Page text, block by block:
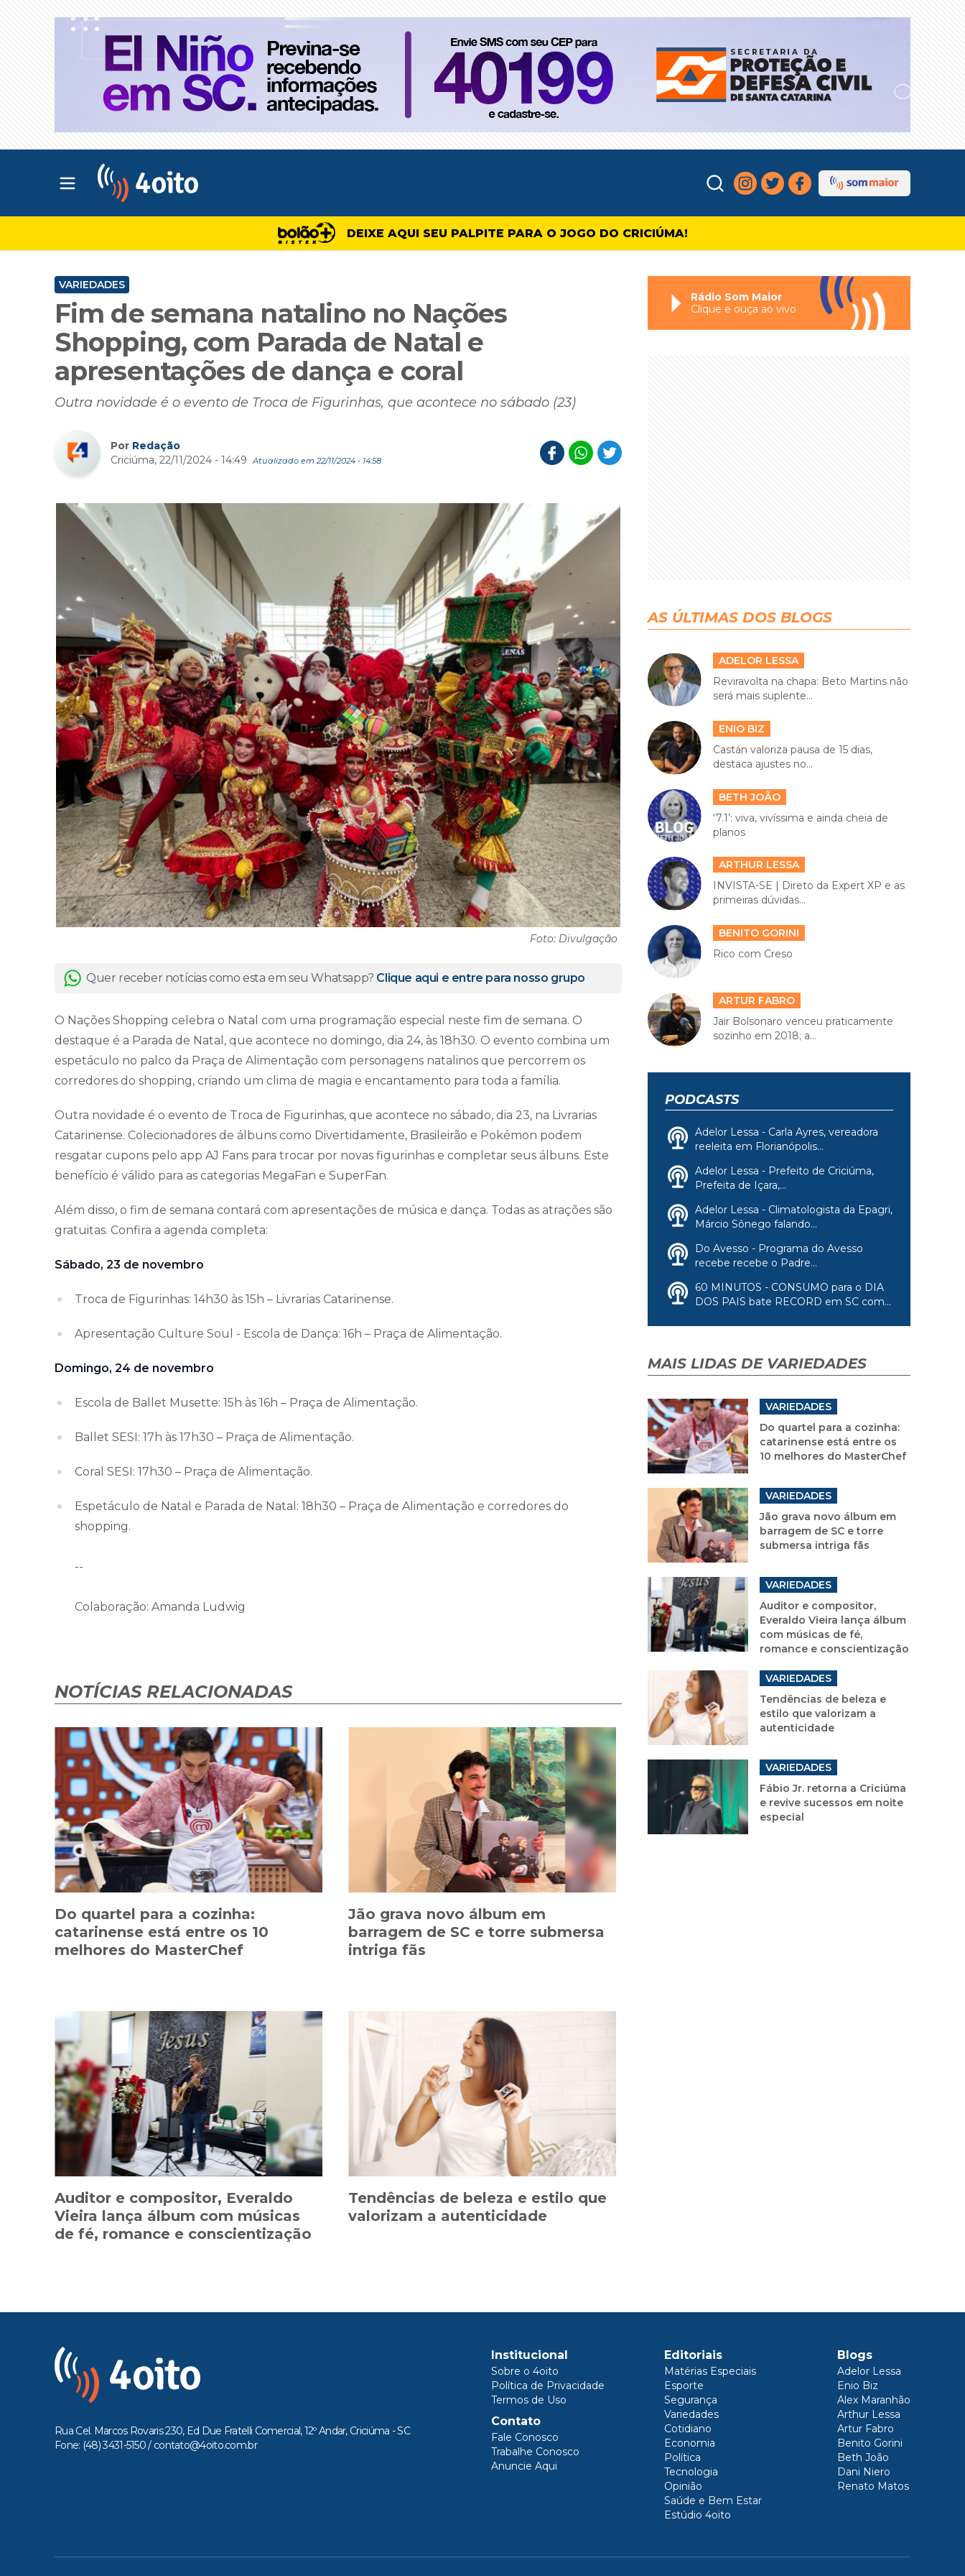
Abrir menu principal
DEIXE AQUI SEU PALPITE PARA O JOGO DO CRICIÚMA!
VARIEDADES
Fim de semana natalino no Nações
Shopping, com Parada de Natal e
apresentações de dança e coral
Outra novidade é o evento de Troca de Figurinhas, que acontece no sábado (23)
Por Redação
Criciúma, 22/11/2024 - 14:49
Atualizado em 22/11/2024 - 14:58
Foto: Divulgação
Quer receber notícias como esta em seu Whatsapp? Clique aqui e entre para nosso grupo
O Nações Shopping celebra o Natal com uma programação especial neste fim de semana. O
destaque é a Parada de Natal, que acontece no domingo, dia 24, às 18h30. O evento combina um
espetáculo no palco da Praça de Alimentação com personagens natalinos que percorrem os
corredores do shopping, criando um clima de magia e encantamento para toda a família.
Outra novidade é o evento de Troca de Figurinhas, que acontece no sábado, dia 23, na Livrarias
Catarinense. Colecionadores de álbuns como Divertidamente, Brasileirão e Pokémon podem
resgatar cupons pelo app AJ Fans para trocar por novas figurinhas e completar seus álbuns. Este
benefício é válido para as categorias MegaFan e SuperFan.
Além disso, o fim de semana contará com apresentações de música e dança. Todas as atrações são
gratuitas. Confira a agenda completa:
Sábado, 23 de novembro
Troca de Figurinhas: 14h30 às 15h – Livrarias Catarinense.
Apresentação Culture Soul - Escola de Dança: 16h – Praça de Alimentação.
Domingo, 24 de novembro
Escola de Ballet Musette: 15h às 16h – Praça de Alimentação.
Ballet SESI: 17h às 17h30 – Praça de Alimentação.
Coral SESI: 17h30 – Praça de Alimentação.
Espetáculo de Natal e Parada de Natal: 18h30 – Praça de Alimentação e corredores do
shopping.
--
Colaboração: Amanda Ludwig
NOTÍCIAS RELACIONADAS
Do quartel para a cozinha:
catarinense está entre os 10
melhores do MasterChef
Jão grava novo álbum em
barragem de SC e torre submersa
intriga fãs
Auditor e compositor, Everaldo
Vieira lança álbum com músicas
de fé, romance e conscientização
Tendências de beleza e estilo que
valorizam a autenticidade
Rádio Som Maior
Clique e ouça ao vivo
AS ÚLTIMAS DOS BLOGS
ADELOR LESSA
Reviravolta na chapa: Beto Martins não
será mais suplente...
ENIO BIZ
Castán valoriza pausa de 15 dias,
destaca ajustes no...
BETH JOÃO
‘7.1’: viva, vivíssima e ainda cheia de
planos
ARTHUR LESSA
INVISTA-SE | Direto da Expert XP e as
primeiras dúvidas...
BENITO GORINI
Rico com Creso
ARTUR FABRO
Jair Bolsonaro venceu praticamente
sozinho em 2018; a...
PODCASTS
Adelor Lessa - Carla Ayres, vereadora
reeleita em Florianópolis...
Adelor Lessa - Prefeito de Criciúma,
Prefeita de Içara,...
Adelor Lessa - Climatologista da Epagri,
Márcio Sônego falando...
Do Avesso - Programa do Avesso
recebe recebe o Padre...
60 MINUTOS - CONSUMO para o DIA
DOS PAIS bate RECORD em SC com...
MAIS LIDAS DE VARIEDADES
VARIEDADES
Do quartel para a cozinha:
catarinense está entre os
10 melhores do MasterChef
VARIEDADES
Jão grava novo álbum em
barragem de SC e torre
submersa intriga fãs
VARIEDADES
Auditor e compositor,
Everaldo Vieira lança álbum
com músicas de fé,
romance e conscientização
VARIEDADES
Tendências de beleza e
estilo que valorizam a
autenticidade
VARIEDADES
Fábio Jr. retorna a Criciúma
e revive sucessos em noite
especial
Rua Cel. Marcos Rovaris 230, Ed Due Fratelli Comercial, 12º Andar, Criciúma - SC
Fone: (48) 3431-5150 / contato@4oito.com.br
Institucional
Sobre o 4oito
Política de Privacidade
Termos de Uso
Contato
Fale Conosco
Trabalhe Conosco
Anuncie Aqui
Editoriais
Matérias Especiais
Esporte
Segurança
Variedades
Cotidiano
Economia
Política
Tecnologia
Opinião
Saúde e Bem Estar
Estúdio 4oito
Blogs
Adelor Lessa
Enio Biz
Alex Maranhão
Arthur Lessa
Artur Fabro
Benito Gorini
Beth João
Dani Niero
Renato Matos